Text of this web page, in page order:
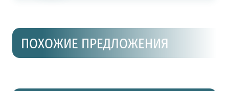
ПОХОЖИЕ ПРЕДЛОЖЕНИЯ